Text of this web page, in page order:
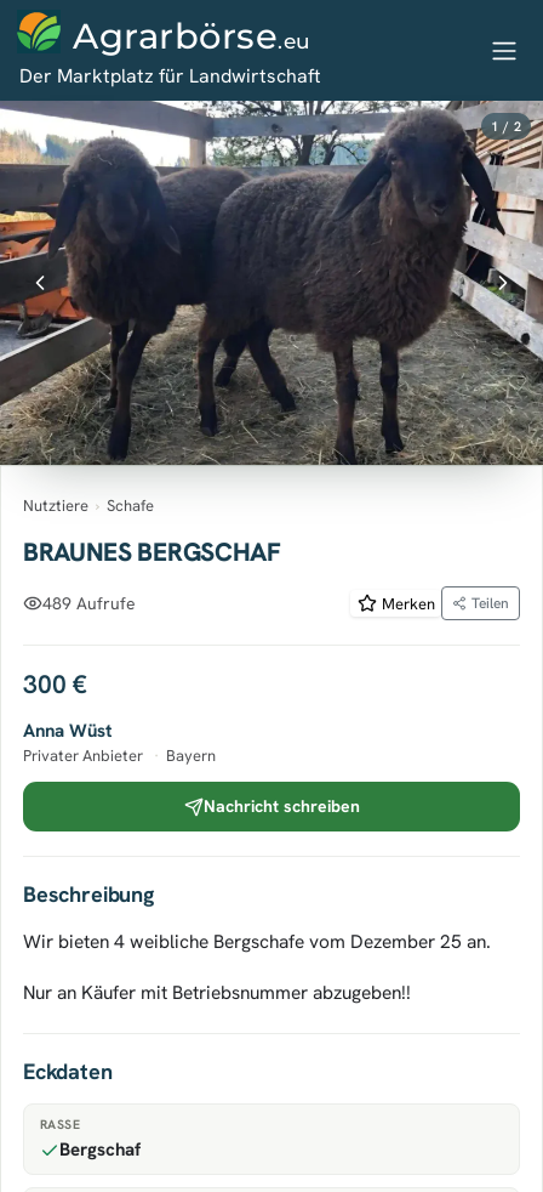
Agrarbörse.eu
Der Marktplatz für Landwirtschaft
1 / 2
Nutztiere › Schafe
BRAUNES BERGSCHAF
489 Aufrufe Merken Teilen
300 €
Anna Wüst
Privater Anbieter · Bayern
Nachricht schreiben
Beschreibung
Wir bieten 4 weibliche Bergschafe vom Dezember 25 an.
Nur an Käufer mit Betriebsnummer abzugeben!!
Eckdaten
RASSE
Bergschaf